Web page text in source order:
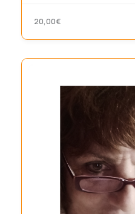
20,00€